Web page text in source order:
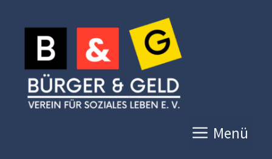
Inhalt
springen
Menü